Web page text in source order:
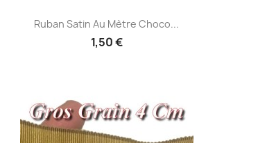
Aperçu rapide
Ruban Satin Au Mètre Choco...
1,50 €